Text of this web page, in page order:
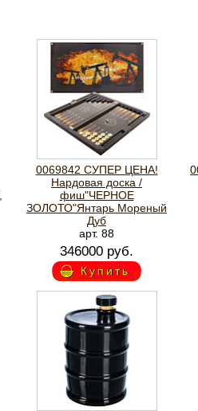
0069842 СУПЕР ЦЕНА!
Нардовая доска /
фиш"ЧЕРНОЕ
ЗОЛОТО"Янтарь Мореный
Дуб
арт. 88
346000 руб.
Купить